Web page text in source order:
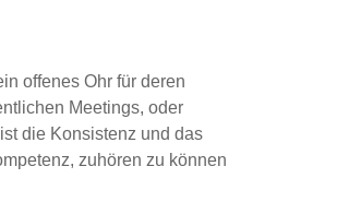
offenes Ohr für deren
Meetings, oder
die Konsistenz und das
zuhören zu können